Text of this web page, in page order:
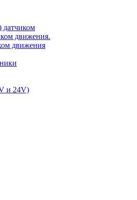
датчиком
движения.
движения
и 24V)